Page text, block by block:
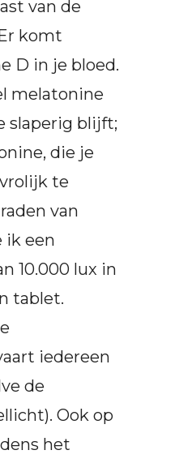
van de
komt
D in je bloed.
melatonine
slaperig blijft;
die je
te
van
ik een
10.000 lux in
tablet.
iedereen
de
Ook op
het